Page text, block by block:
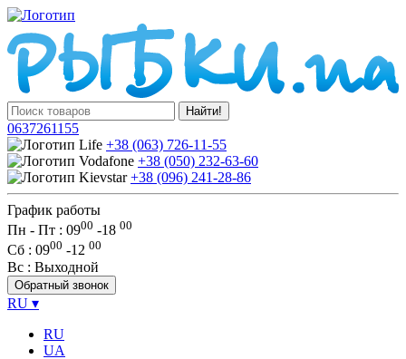
Найти!
0637261155
+38 (063) 726-11-55
+38 (050) 232-63-60
+38 (096) 241-28-86
График работы
Пн - Пт : 0900 -18 00
Сб : 0900 -12 00
Вс : Выходной
Обратный звонок
RU ▾
RU
UA